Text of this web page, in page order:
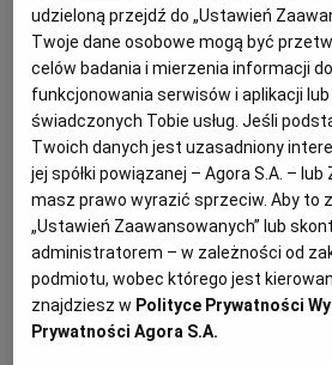
udzieloną przejdź do „Ustawień
Twoje dane osobowe mogą być
celów badania i mierzenia informacji
funkcjonowania serwisów i aplikacji lub
świadczonych Tobie usług. Jeśli
Twoich danych jest uzasadniony
jej spółki powiązanej – Agora S.A. –
masz prawo wyrazić sprzeciw. Aby to
„Ustawień Zaawansowanych” lub
administratorem – w zależności od
podmiotu, wobec którego jest
znajdziesz w Polityce Prywatności
Prywatności Agora S.A.